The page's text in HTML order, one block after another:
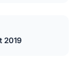
2019